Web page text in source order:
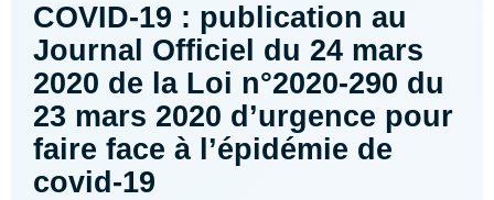
COVID-19 : publication au
Journal Officiel du 24 mars
2020 de la Loi n°2020-290 du
23 mars 2020 d’urgence pour
faire face à l’épidémie de
covid-19